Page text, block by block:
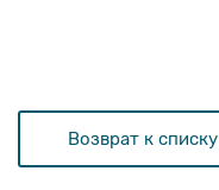
Возврат к списку